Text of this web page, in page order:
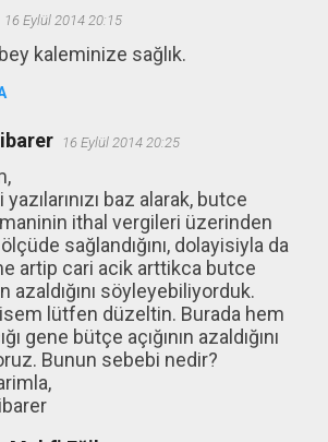
16 Eylül 2014 20:15
kaleminize sağlık.
16 Eylül 2014 20:25
baz alarak, butce
ithal vergileri üzerinden
sağlandığını, dolayisiyla da
artip cari acik arttikca butce
azaldığını söyleyebiliyorduk.
isem lütfen düzeltin. Burada hem
gene bütçe açığının azaldığını
Bunun sebebi nedir?